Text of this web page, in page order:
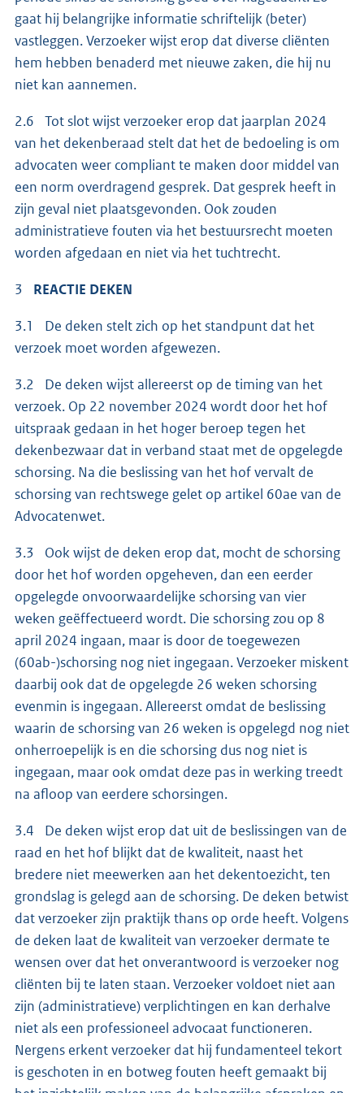
gaat hij belangrijke informatie schriftelijk (beter)
vastleggen. Verzoeker wijst erop dat diverse cliënten
hem hebben benaderd met nieuwe zaken, die hij nu
niet kan aannemen.
2.6 Tot slot wijst verzoeker erop dat jaarplan 2024
van het dekenberaad stelt dat het de bedoeling is om
advocaten weer compliant te maken door middel van
een norm overdragend gesprek. Dat gesprek heeft in
zijn geval niet plaatsgevonden. Ook zouden
administratieve fouten via het bestuursrecht moeten
worden afgedaan en niet via het tuchtrecht.
3 REACTIE DEKEN
3.1 De deken stelt zich op het standpunt dat het
verzoek moet worden afgewezen.
3.2 De deken wijst allereerst op de timing van het
verzoek. Op 22 november 2024 wordt door het hof
uitspraak gedaan in het hoger beroep tegen het
dekenbezwaar dat in verband staat met de opgelegde
schorsing. Na die beslissing van het hof vervalt de
schorsing van rechtswege gelet op artikel 60ae van de
Advocatenwet.
3.3 Ook wijst de deken erop dat, mocht de schorsing
door het hof worden opgeheven, dan een eerder
opgelegde onvoorwaardelijke schorsing van vier
weken geëffectueerd wordt. Die schorsing zou op 8
april 2024 ingaan, maar is door de toegewezen
(60ab-)schorsing nog niet ingegaan. Verzoeker miskent
daarbij ook dat de opgelegde 26 weken schorsing
evenmin is ingegaan. Allereerst omdat de beslissing
waarin de schorsing van 26 weken is opgelegd nog niet
onherroepelijk is en die schorsing dus nog niet is
ingegaan, maar ook omdat deze pas in werking treedt
na afloop van eerdere schorsingen.
3.4 De deken wijst erop dat uit de beslissingen van de
raad en het hof blijkt dat de kwaliteit, naast het
bredere niet meewerken aan het dekentoezicht, ten
grondslag is gelegd aan de schorsing. De deken betwist
dat verzoeker zijn praktijk thans op orde heeft. Volgens
de deken laat de kwaliteit van verzoeker dermate te
wensen over dat het onverantwoord is verzoeker nog
cliënten bij te laten staan. Verzoeker voldoet niet aan
zijn (administratieve) verplichtingen en kan derhalve
niet als een professioneel advocaat functioneren.
Nergens erkent verzoeker dat hij fundamenteel tekort
is geschoten in en botweg fouten heeft gemaakt bij